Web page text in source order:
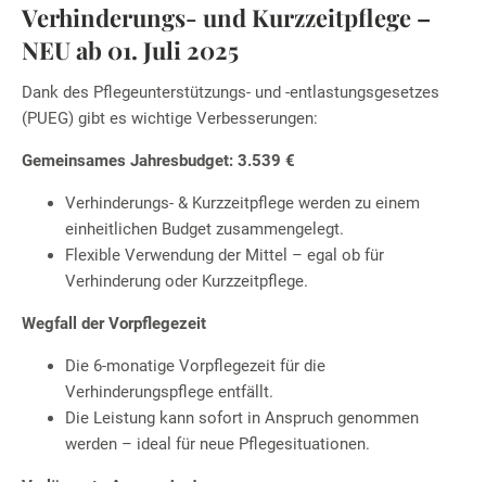
Verhinderungs- und Kurzzeitpflege –
NEU ab 01. Juli 2025
Dank des Pflegeunterstützungs- und -entlastungsgesetzes
(PUEG) gibt es wichtige Verbesserungen:
Gemeinsames Jahresbudget: 3.539 €
Verhinderungs- & Kurzzeitpflege werden zu einem
einheitlichen Budget zusammengelegt.
Flexible Verwendung der Mittel – egal ob für
Verhinderung oder Kurzzeitpflege.
Wegfall der Vorpflegezeit
Die 6-monatige Vorpflegezeit für die
Verhinderungspflege entfällt.
Die Leistung kann sofort in Anspruch genommen
werden – ideal für neue Pflegesituationen.